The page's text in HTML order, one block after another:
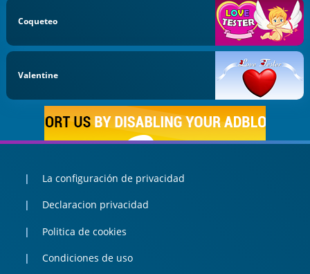
Coqueteo
Valentine
La configuración de privacidad
Declaracion privacidad
Politica de cookies
Condiciones de uso